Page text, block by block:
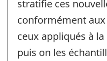
stratifie ces
conformément
ceux appliqués à
puis on les